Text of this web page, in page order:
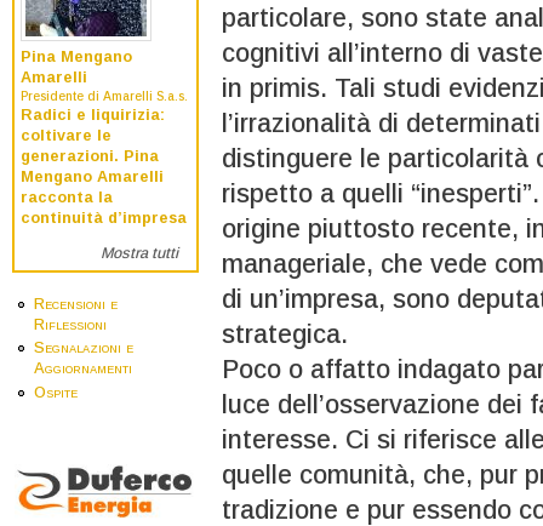
Pina Mengano
Amarelli
Presidente di Amarelli S.a.s.
Radici e liquirizia:
coltivare le
generazioni. Pina
Mengano Amarelli
racconta la
continuità d’impresa
Mostra tutti
Recensioni e
Riflessioni
Segnalazioni e
Aggiornamenti
Ospite
particolare, sono state
cognitivi all’interno di
in primis. Tali studi
l’irrazionalità di
distinguere le particolarità
rispetto a quelli
origine piuttosto recente,
manageriale, che vede
di un’impresa, sono
strategica.
Poco o affatto indagato
luce dell’osservazione
interesse. Ci si riferisce
quelle comunità, che, pur
tradizione e pur essendo